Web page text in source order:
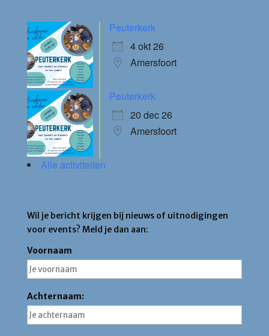
Peuterkerk
4 okt 26
Amersfoort
Peuterkerk
20 dec 26
Amersfoort
Alle activiteiten
Wil je bericht krijgen bij nieuws of uitnodigingen
voor events? Meld je dan aan:
Voornaam
Achternaam: